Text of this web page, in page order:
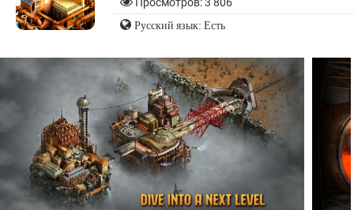
Русский язык: Есть